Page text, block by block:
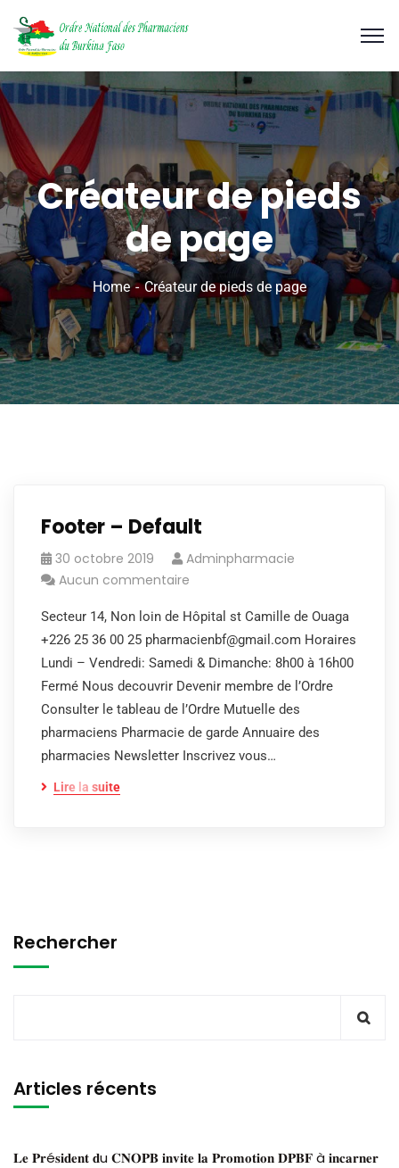
Créateur de pieds
de page
Home Créateur de pieds de page
Footer – Default
30 octobre 2019
Adminpharmacie
Aucun commentaire
Secteur 14, Non loin de Hôpital st Camille de Ouaga
+226 25 36 00 25 pharmacienbf@gmail.com Horaires
Lundi – Vendredi: Samedi & Dimanche: 8h00 à 16h00
Fermé Nous decouvrir Devenir membre de l’Ordre
Consulter le tableau de l’Ordre Mutuelle des
pharmaciens Pharmacie de garde Annuaire des
pharmacies Newsletter Inscrivez vous…
Lire la suite
Rechercher
Articles récents
𝐋𝐞 𝐏𝐫é𝐬𝐢𝐝𝐞𝐧𝐭 𝐝u 𝐂𝐍𝐎𝐏𝐁 𝐢𝐧𝐯𝐢𝐭𝐞 𝐥𝐚 𝐏𝐫𝐨𝐦𝐨𝐭𝐢𝐨𝐧 𝐃𝐏𝐁𝐅 à 𝐢𝐧𝐜𝐚𝐫𝐧𝐞𝐫